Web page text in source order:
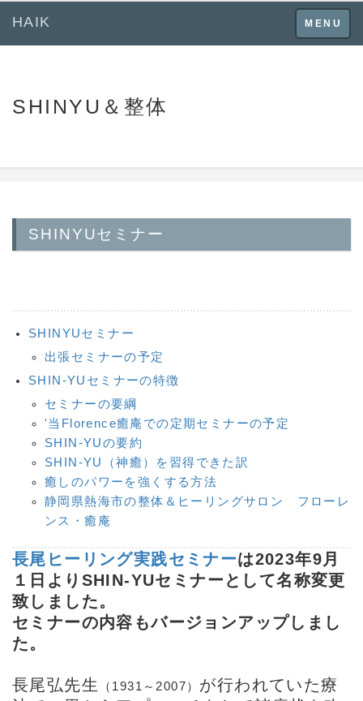
Toggle
navigation
MENU
HAIK
SHINYU＆整体
SHINYUセミナー
SHINYUセミナー
出張セミナーの予定
SHIN-YUセミナーの特徴
セミナーの要綱
'当Florence癒庵での定期セミナーの予定
SHIN-YUの要約
SHIN-YU（神癒）を習得できた訳
癒しのパワーを強くする方法
静岡県熱海市の整体＆ヒーリングサロン フローレ
ンス・癒庵
長尾ヒーリング実践セミナーは2023年9月
１日より SHIN-YUセミナー として名称変更
致しました。
セミナーの内容もバージョンアップしまし
た。
長尾弘先生 （1931～2007） が行われていた療